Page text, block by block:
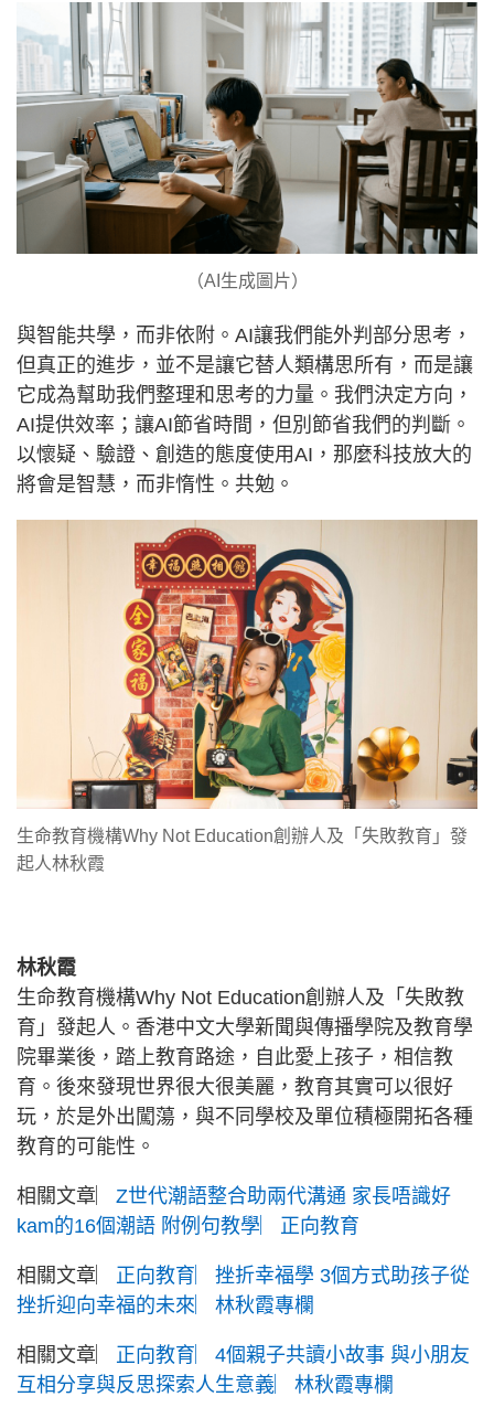
（AI生成圖片）
與智能共學，而非依附。AI讓我們能外判部分思考，
但真正的進步，並不是讓它替人類構思所有，而是讓
它成為幫助我們整理和思考的力量。我們決定方向，
AI提供效率；讓AI節省時間，但別節省我們的判斷。
以懷疑、驗證、創造的態度使用AI，那麼科技放大的
將會是智慧，而非惰性。共勉。
生命教育機構Why Not Education創辦人及「失敗教育」發
起人林秋霞
林秋霞
生命教育機構Why Not Education創辦人及「失敗教
育」發起人。香港中文大學新聞與傳播學院及教育學
院畢業後，踏上教育路途，自此愛上孩子，相信教
育。後來發現世界很大很美麗，教育其實可以很好
玩，於是外出闖蕩，與不同學校及單位積極開拓各種
教育的可能性。
相關文章︳ Z世代潮語整合助兩代溝通 家長唔識好
kam的16個潮語 附例句教學︳正向教育
相關文章︳ 正向教育︳挫折幸福學 3個方式助孩子從
挫折迎向幸福的未來︳林秋霞專欄
相關文章︳ 正向教育︳4個親子共讀小故事 與小朋友
互相分享與反思探索人生意義︳林秋霞專欄